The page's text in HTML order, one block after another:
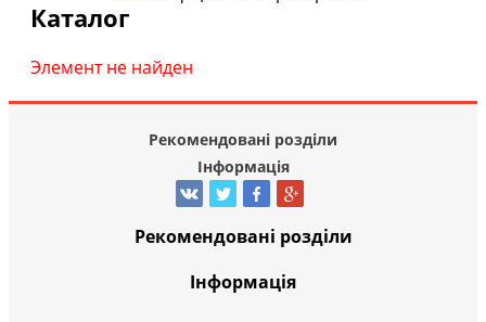
Каталог
Элемент не найден
Рекомендовані розділи
Інформація
Рекомендовані розділи
Інформація